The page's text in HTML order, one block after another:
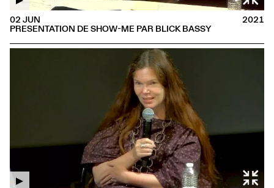
PRESENTATION DE SHOW-ME PAR BLICK BASSY
02 JUN 2021